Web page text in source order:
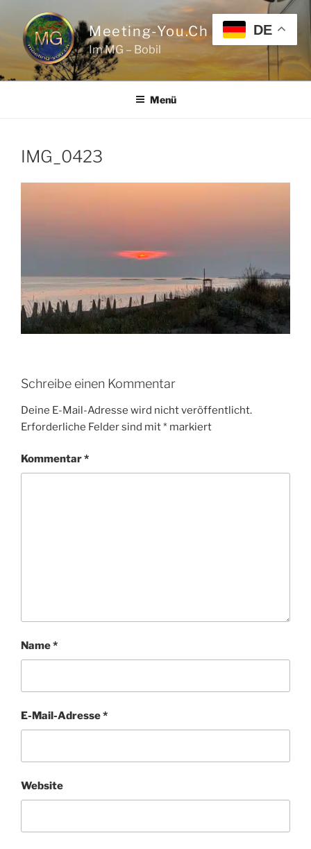
Inhalt
springen
Meeting-You.ch
Im MG – Bobil
Menü
IMG_0423
Schreibe einen Kommentar
Deine E-Mail-Adresse wird nicht veröffentlicht.
Erforderliche Felder sind mit* markiert
Kommentar*
Name*
E-Mail-Adresse*
Website
DE